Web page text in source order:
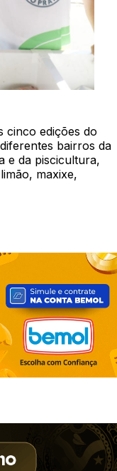
cinco edições do
bairros da
e da piscicultura,
maxixe,